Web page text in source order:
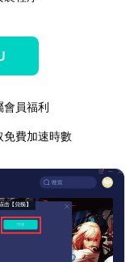
會員福利
免費加速時數